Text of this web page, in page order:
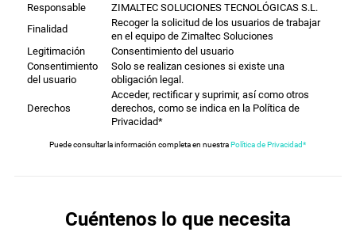
Responsable
ZIMALTEC SOLUCIONES TECNOLÓGICAS S.L.
Finalidad
Recoger la solicitud de los usuarios de trabajar
en el equipo de Zimaltec Soluciones
Legitimación
Consentimiento del usuario
Consentimiento
del usuario
Solo se realizan cesiones si existe una
obligación legal.
Derechos
Acceder, rectificar y suprimir, así como otros
derechos, como se indica en la Política de
Privacidad*
Puede consultar la información completa en nuestraPolítica de Privacidad*
Cuéntenos lo que necesita